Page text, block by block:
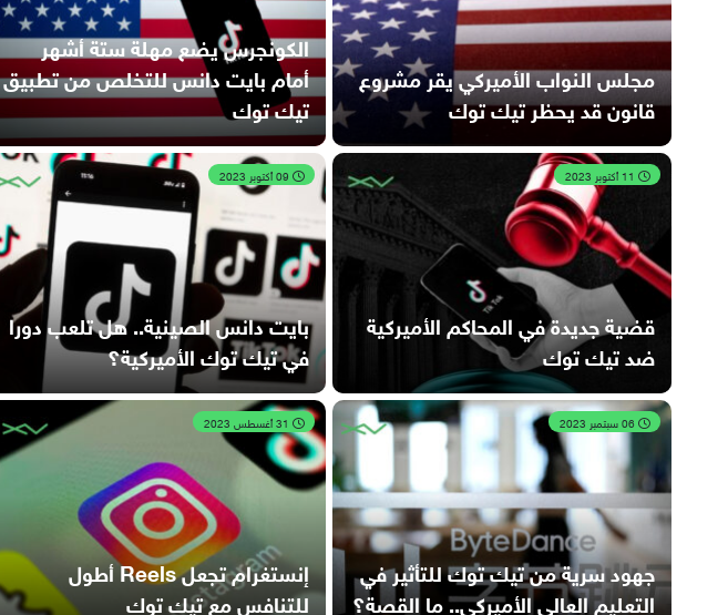
مجلس النواب الأميركي يقر مشروع
قانون قد يحظر تيك توك
الكونجرس يضع مهلة ستة أشهر
أمام بايت دانس للتخلص من تطبيق
تيك توك
قضية جديدة في المحاكم الأميركية
ضد تيك توك
بايت دانس الصينية.. هل تلعب دورا
في تيك توك الأميركية؟
جهود سرية من تيك توك للتأثير في
التعليم العالي الأميركي.. ما القصة؟
إنستغرام تجعل Reels أطول
للتنافس مع تيك توك